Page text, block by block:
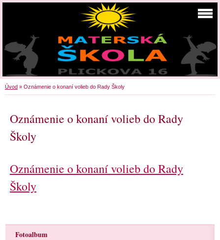
Úvod » Oznámenie o konaní volieb do Rady Školy
Oznámenie o konaní volieb do Rady
Školy
Oznámenie o konaní volieb do Rady
Školy
Fotoalbum